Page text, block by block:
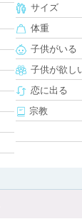
サイズ
体重
子供がいる
子供が欲し
恋に出る
宗教